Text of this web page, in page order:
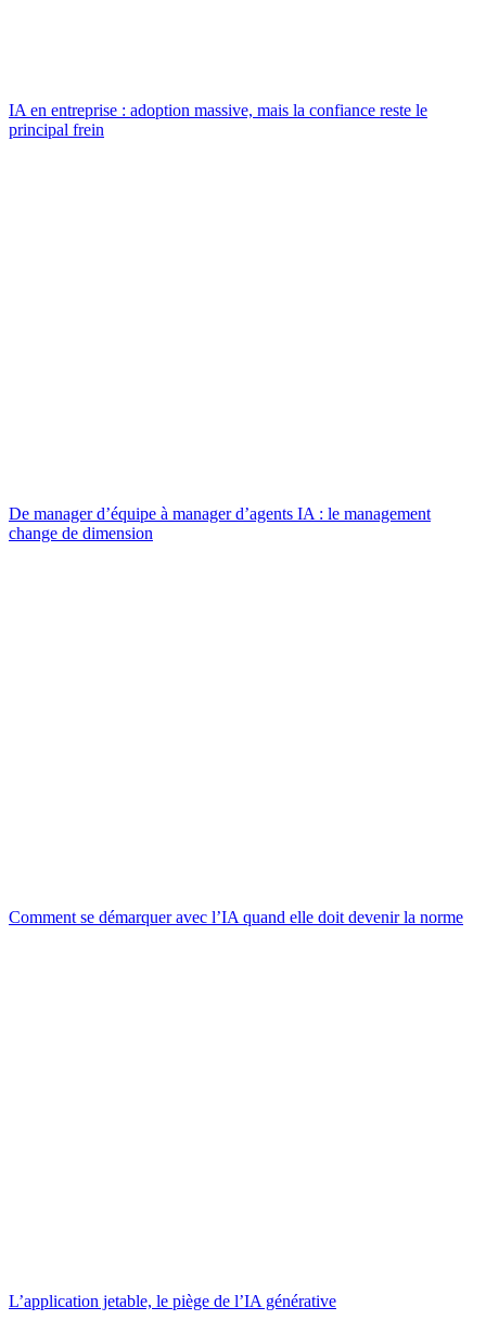
IA en entreprise : adoption massive, mais la confiance reste le
principal frein
De manager d’équipe à manager d’agents IA : le management
change de dimension
Comment se démarquer avec l’IA quand elle doit devenir la norme
L’application jetable, le piège de l’IA générative